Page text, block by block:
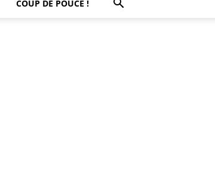
COUP DE POUCE !